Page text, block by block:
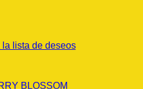
lista de deseos
BLOSSOM